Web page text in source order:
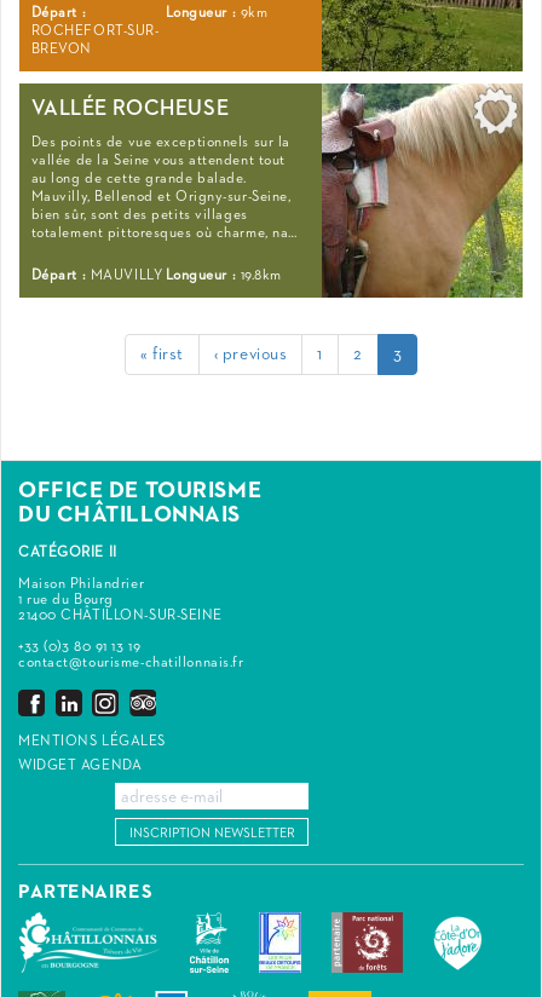
Départ :
ROCHEFORT-SUR-
BREVON
Longueur : 9km
VALLÉE ROCHEUSE
Des points de vue exceptionnels sur la
vallée de la Seine vous attendent tout
au long de cette grande balade.
Mauvilly, Bellenod et Origny-sur-Seine,
bien sûr, sont des petits villages
totalement pittoresques où charme, na…
Départ : MAUVILLY Longueur : 19.8km
« first ‹ previous 1 2 3
OFFICE DE TOURISME
DU CHÂTILLONNAIS
CATÉGORIE II
Maison Philandrier
1 rue du Bourg
21400 CHÂTILLON-SUR-SEINE
+33 (0)3 80 91 13 19
contact@tourisme-chatillonnais.fr
MENTIONS LÉGALES
WIDGET AGENDA
INSCRIPTION NEWSLETTER
PARTENAIRES